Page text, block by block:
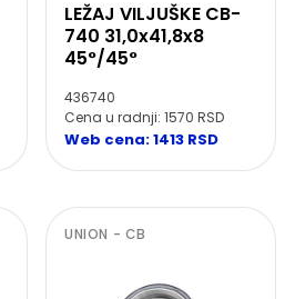
LEŽAJ VILJUŠKE CB-
740 31,0x41,8x8
45°/45°
436740
Cena u radnji: 1570 RSD
Web cena: 1413 RSD
UNION - CB